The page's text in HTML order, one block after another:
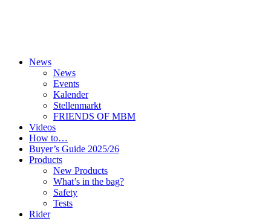
News
News
Events
Kalender
Stellenmarkt
FRIENDS OF MBM
Videos
How to…
Buyer’s Guide 2025/26
Products
New Products
What’s in the bag?
Safety
Tests
Rider